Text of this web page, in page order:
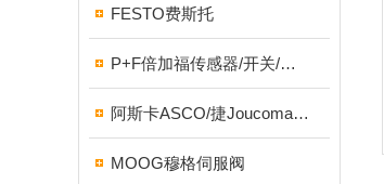
FESTO费斯托
P+F倍加福传感器/开关/编码器
阿斯卡ASCO/捷Joucomatic/NUMATICS纽曼蒂克
MOOG穆格伺服阀